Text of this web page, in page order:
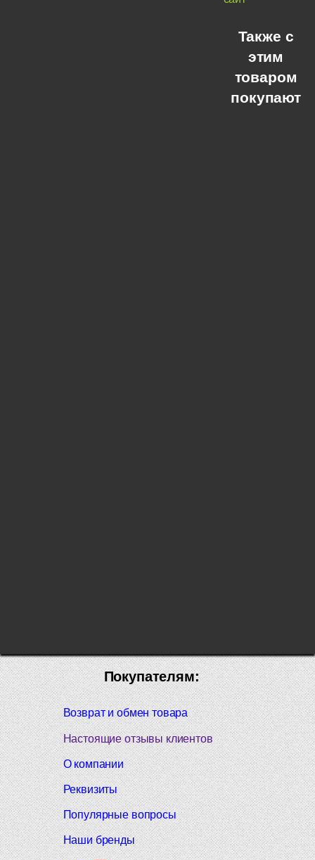
Также с
этим
товаром
покупают
Покупателям:
Возврат и обмен товара
Настоящие отзывы клиентов
О компании
Реквизиты
Популярные вопросы
Наши бренды